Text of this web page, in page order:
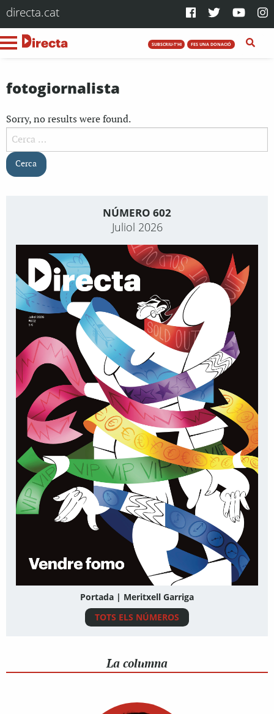
directa.cat
SUBSCRIU-T'HI FES UNA DONACIÓ
fotogiornalista
Sorry, no results were found.
Cerca:
NÚMERO 602
Juliol 2026
Portada | Meritxell Garriga
TOTS ELS NÚMEROS
La columna